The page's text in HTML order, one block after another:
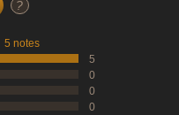
?
5 notes
5
0
0
0